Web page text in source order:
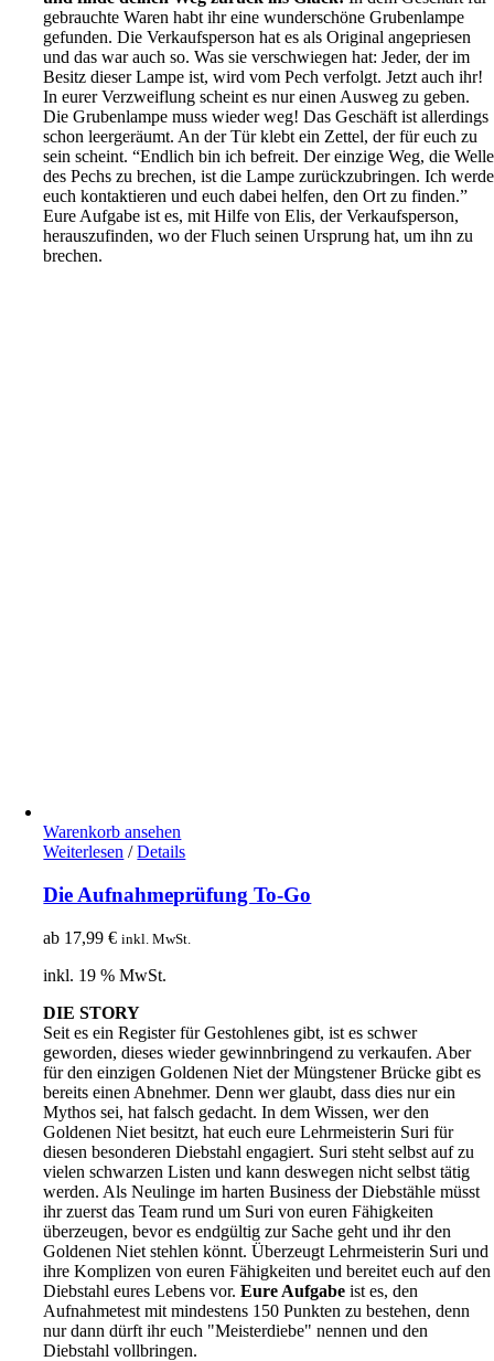
gebrauchte Waren habt ihr eine wunderschöne Grubenlampe
gefunden. Die Verkaufsperson hat es als Original angepriesen
und das war auch so. Was sie verschwiegen hat: Jeder, der im
Besitz dieser Lampe ist, wird vom Pech verfolgt. Jetzt auch ihr!
In eurer Verzweiflung scheint es nur einen Ausweg zu geben.
Die Grubenlampe muss wieder weg! Das Geschäft ist allerdings
schon leergeräumt. An der Tür klebt ein Zettel, der für euch zu
sein scheint. “Endlich bin ich befreit. Der einzige Weg, die Welle
des Pechs zu brechen, ist die Lampe zurückzubringen. Ich werde
euch kontaktieren und euch dabei helfen, den Ort zu finden.”
Eure Aufgabe ist es, mit Hilfe von Elis, der Verkaufsperson,
herauszufinden, wo der Fluch seinen Ursprung hat, um ihn zu
brechen.
Warenkorb ansehen
Weiterlesen / Details
Die Aufnahmeprüfung To-Go
ab 17,99€ inkl. MwSt.
inkl. 19 % MwSt.
DIE STORY
Seit es ein Register für Gestohlenes gibt, ist es schwer
geworden, dieses wieder gewinnbringend zu verkaufen. Aber
für den einzigen Goldenen Niet der Müngstener Brücke gibt es
bereits einen Abnehmer. Denn wer glaubt, dass dies nur ein
Mythos sei, hat falsch gedacht. In dem Wissen, wer den
Goldenen Niet besitzt, hat euch eure Lehrmeisterin Suri für
diesen besonderen Diebstahl engagiert. Suri steht selbst auf zu
vielen schwarzen Listen und kann deswegen nicht selbst tätig
werden. Als Neulinge im harten Business der Diebstähle müsst
ihr zuerst das Team rund um Suri von euren Fähigkeiten
überzeugen, bevor es endgültig zur Sache geht und ihr den
Goldenen Niet stehlen könnt. Überzeugt Lehrmeisterin Suri und
ihre Komplizen von euren Fähigkeiten und bereitet euch auf den
Diebstahl eures Lebens vor. Eure Aufgabe ist es,den
Aufnahmetest mit mindestens 150 Punkten zu bestehen, denn
nur dann dürft ihr euch "Meisterdiebe" nennen und den
Diebstahl vollbringen.